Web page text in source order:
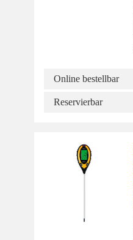
Online bestellbar
Reservierbar